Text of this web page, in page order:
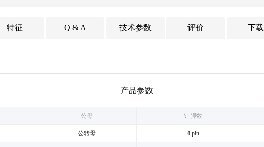
特征 Q & A 技术参数 评价 下载
产品参数
公母
公转母
针脚数
4 pin